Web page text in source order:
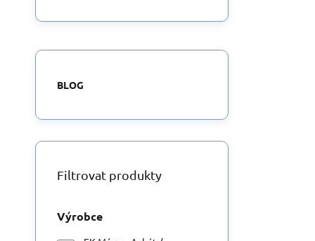
BLOG
Filtrovat produkty
Výrobce